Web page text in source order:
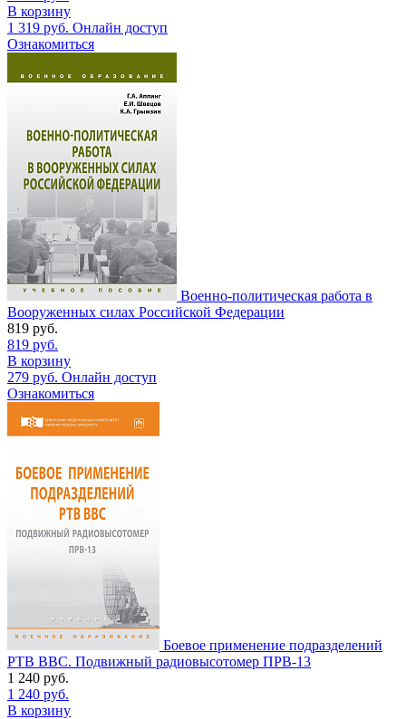
В корзину
1 319 руб. Онлайн доступ
Ознакомиться
Военно-политическая работа в
Вооруженных силах Российской Федерации
819 руб.
819 руб.
В корзину
279 руб. Онлайн доступ
Ознакомиться
Боевое применение подразделений
РТВ ВВС. Подвижный радиовысотомер ПРВ-13
1 240 руб.
1 240 руб.
В корзину